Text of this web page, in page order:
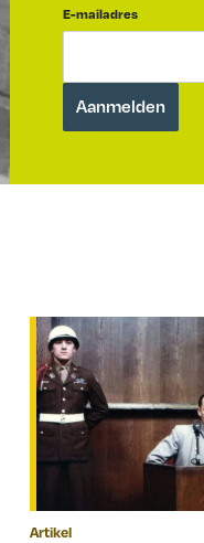
E-mailadres
Artikel